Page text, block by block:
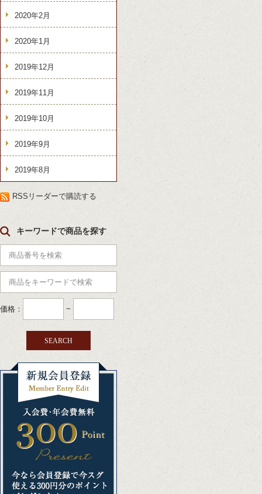
2020年2月
2020年1月
2019年12月
2019年11月
2019年10月
2019年9月
2019年8月
RSSリーダーで購読する
キーワードで商品を探す
価格： ~